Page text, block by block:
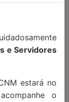
entre em
ou whats
e Servidores
estará no
o